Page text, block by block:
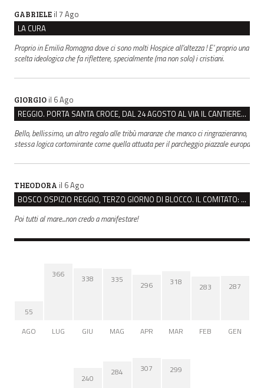
GABRIELE il 7 Ago
LA CURA
Proprio in Emilia Romagna dove ci sono molti Hospice all’altezza ! E’ proprio una
scelta ideologica che fa riflettere, specialmente (ma non solo) i cristiani.
GIORGIO il 6 Ago
REGGIO. PORTA SANTA CROCE, DAL 24 AGOSTO AL VIA IL CANTIERE PER IL NUOVO COLLETTORE FOGNARIO
Bello, bellissimo, un altro regalo alle tribù maranze che manco ci ringrazieranno,
stessa logica cortomirante come quella attuata per il parcheggio piazzale europa
THEODORA il 6 Ago
BOSCO OSPIZIO REGGIO, TERZO GIORNO DI BLOCCO. IL COMITATO: “PRESIDIO FINO A VENERDÌ”
Poi tutti al mare...non credo a manifestare!
55
AGO
366
LUG
338
GIU
335
MAG
296
APR
318
MAR
283
FEB
287
GEN
240
284 307 299